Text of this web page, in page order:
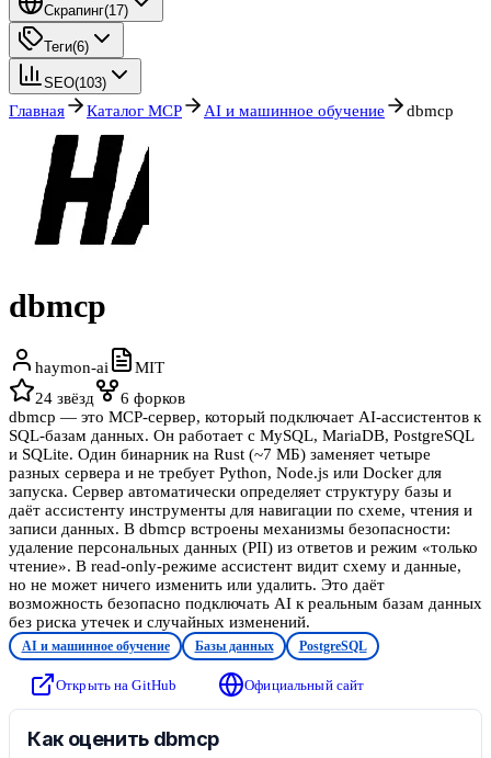
Скрапинг(17)
Теги(6)
SEO(103)
Главная Каталог MCP AI и машинное обучение dbmcp
dbmcp
haymon-ai
MIT
24 звёзд 6 форков
dbmcp — это MCP-сервер, который подключает AI-ассистентов к
SQL-базам данных. Он работает с MySQL, MariaDB, PostgreSQL
и SQLite. Один бинарник на Rust (~7 МБ) заменяет четыре
разных сервера и не требует Python, Node.js или Docker для
запуска. Сервер автоматически определяет структуру базы и
даёт ассистенту инструменты для навигации по схеме, чтения и
записи данных. В dbmcp встроены механизмы безопасности:
удаление персональных данных (PII) из ответов и режим «только
чтение». В read-only-режиме ассистент видит схему и данные,
но не может ничего изменить или удалить. Это даёт
возможность безопасно подключать AI к реальным базам данных
без риска утечек и случайных изменений.
AI и машинное обучение Базы данных PostgreSQL
Открыть на GitHub Официальный сайт
Как оценить dbmcp